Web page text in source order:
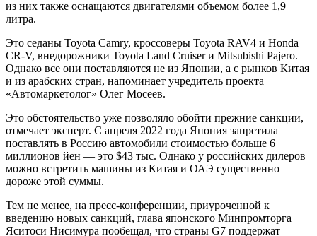
из них также оснащаются двигателями объемом более 1,9
литра.
Это седаны Toyota Camry, кроссоверы Toyota RAV4 и Honda
CR-V, внедорожники Toyota Land Cruiser и Mitsubishi Pajero.
Однако все они поставляются не из Японии, а с рынков Китая
и из арабских стран, напоминает учредитель проекта
«Автомаркетолог» Олег Мосеев.
Это обстоятельство уже позволяло обойти прежние санкции,
отмечает эксперт. С апреля 2022 года Япония запретила
поставлять в Россию автомобили стоимостью больше 6
миллионов йен — это $43 тыс. Однако у российских дилеров
можно встретить машины из Китая и ОАЭ существенно
дороже этой суммы.
Тем не менее, на пресс-конференции, приуроченной к
введению новых санкций, глава японского Минпромторга
Яситоси Нисимура пообещал, что страны G7 поддержат